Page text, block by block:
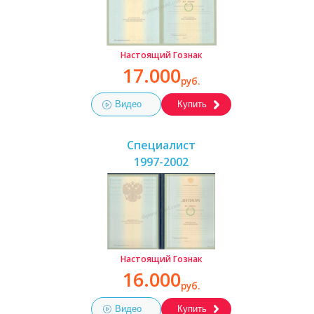
Настоящий Гознак
17.000руб.
Видео Купить
Специалист
1997-2002
Настоящий Гознак
16.000руб.
Видео Купить